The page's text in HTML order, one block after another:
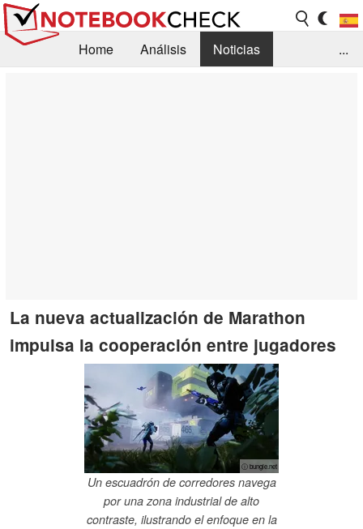
Home Análisis
Noticias
...
La nueva actualización de Marathon
impulsa la cooperación entre jugadores
ⓘ bungie.net
Un escuadrón de corredores navega
por una zona industrial de alto
contraste, ilustrando el enfoque en la